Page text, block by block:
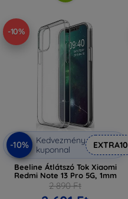
-10%
-10%
Kedvezmény
kuponnal
EXTRA10
Beeline Átlátszó Tok Xiaomi
Redmi Note 13 Pro 5G, 1mm
2 890 Ft